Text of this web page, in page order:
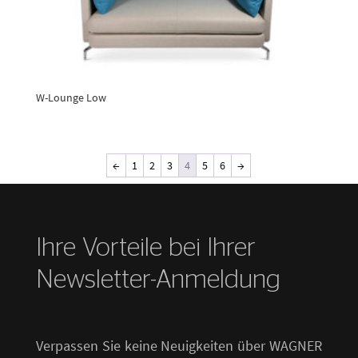
W-Lounge Low
← 1 2 3 4 5 6 →
Ihre Vorteile bei Ihrer
Newsletter-Anmeldung
Verpassen Sie keine Neuigkeiten über WAGNER